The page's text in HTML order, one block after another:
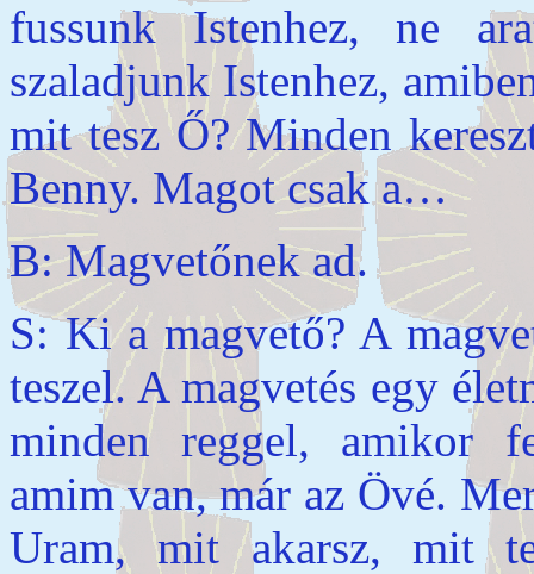
fussunk Istenhez, ne
szaladjunk Istenhez,
mit tesz Ő? Minden
Benny. Magot csak a…
B: Magvetőnek ad.
S: Ki a magvető? A
teszel. A magvetés egy
minden reggel, amikor
amim van, már az Övé.
Uram, mit akarsz, mit